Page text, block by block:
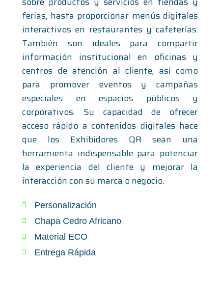
ferias, hasta proporcionar menús digitales
interactivos en restaurantes y cafeterías.
También son ideales para compartir
información institucional en oficinas y
centros de atención al cliente, así como
para promover eventos y campañas
especiales en espacios públicos y
corporativos. Su capacidad de ofrecer
acceso rápido a contenidos digitales hace
que los Exhibidores QR sean una
herramienta indispensable para potenciar
la experiencia del cliente y mejorar la
interacción con su marca o negocio.
Personalización
Chapa Cedro Africano
Material ECO
Entrega Rápida
buscando?